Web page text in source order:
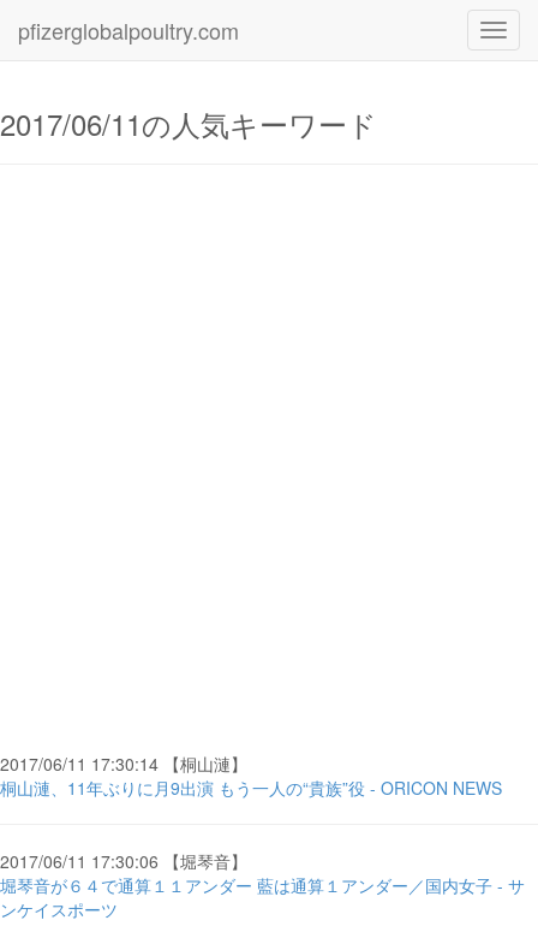
pfizerglobalpoultry.com
2017/06/11の人気キーワード
2017/06/11 17:30:14 【桐山漣】
桐山漣、11年ぶりに月9出演 もう一人の“貴族”役 - ORICON NEWS
2017/06/11 17:30:06 【堀琴音】
堀琴音が６４で通算１１アンダー 藍は通算１アンダー／国内女子 - サ
ンケイスポーツ